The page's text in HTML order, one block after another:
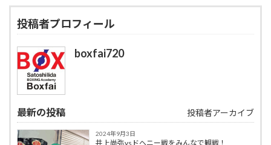
投稿者プロフィール
boxfai720
最新の投稿 投稿者アーカイブ
2024年9月3日
井上尚弥vsドヘニー戦をみんなで観戦！